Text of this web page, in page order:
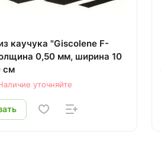
каучука "Giscolene F-
0,50 мм, ширина 10
см
уточняйте